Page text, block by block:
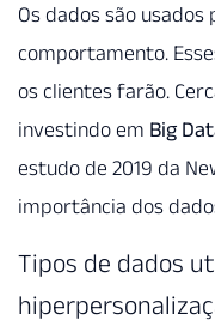
Os dados são
comportamento.
os clientes farão.
investindo em Big
estudo de 2019 da
importância dos
Tipos de dados